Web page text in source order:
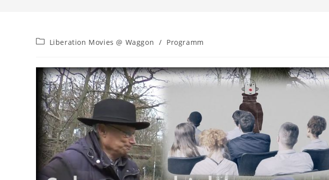
Beitrags-
Liberation Movies @ Waggon / Programm